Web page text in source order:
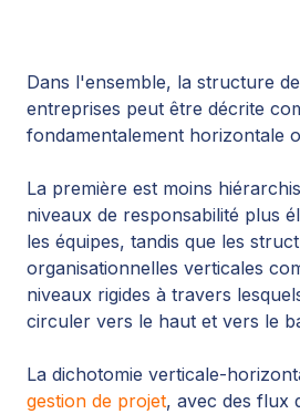
Dans l'ensemble, la structure
entreprises peut être décrite
fondamentalement horizontale
La première est moins
niveaux de responsabilité plus
les équipes, tandis que les
organisationnelles verticales
niveaux rigides à travers
circuler vers le haut et vers le
La dichotomie verticale-
gestion de projet, avec des flux